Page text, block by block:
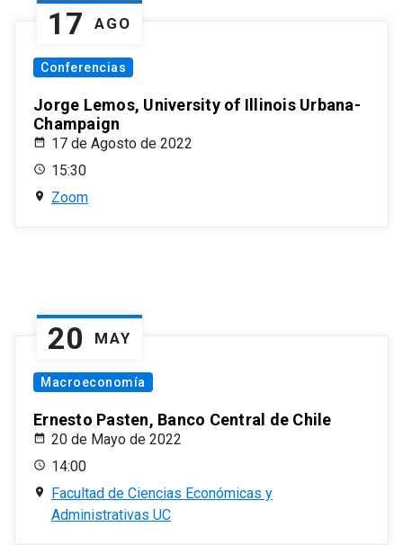
17 AGO
Conferencias
Jorge Lemos, University of Illinois Urbana-
Champaign
17 de Agosto de 2022
15:30
Zoom
20 MAY
Macroeconomía
Ernesto Pasten, Banco Central de Chile
20 de Mayo de 2022
14:00
Facultad de Ciencias Económicas y
Administrativas UC